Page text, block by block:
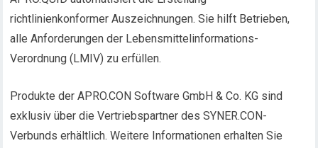
richtlinienkonformer Auszeichnungen. Sie hilft Betrieben,
alle Anforderungen der Lebensmittelinformations-
Verordnung (LMIV) zu erfüllen.
Produkte der APRO.CON Software GmbH & Co. KG sind
exklusiv über die Vertriebspartner des SYNER.CON-
Verbunds erhältlich. Weitere Informationen erhalten Sie